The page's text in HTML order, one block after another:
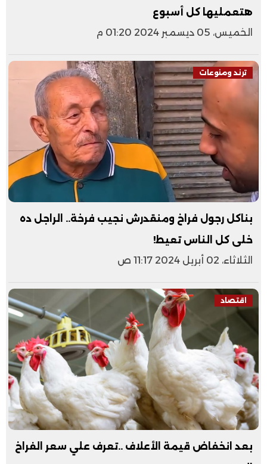
هتعمليها كل أسبوع
الخميس، 05 ديسمبر 2024 01:20 م
ترند ومنوعات
بناكل رجول فراخ ومنقدرش نجيب فرخة.. الراجل ده
خلى كل الناس تعيط!
الثلاثاء، 02 أبريل 2024 11:17 ص
اقتصاد
بعد انخفاض قيمة الأعلاف ..تعرف علي سعر الفراخ